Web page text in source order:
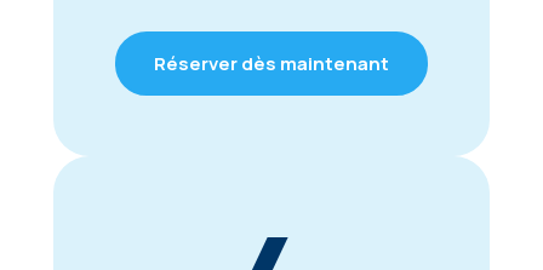
Réserver dès maintenant